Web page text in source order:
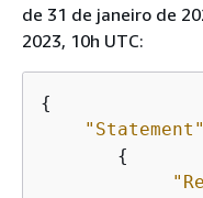
de 31 de janeiro de
2023, 10h UTC:
{
"Statement"
{